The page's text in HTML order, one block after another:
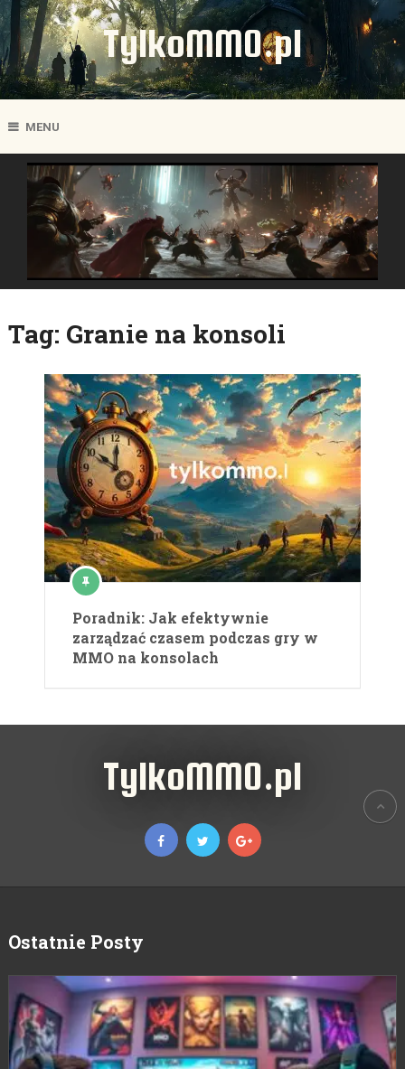
TylkoMMO.pl
MENU
Tag: Granie na konsoli
Poradnik: Jak efektywnie
zarządzać czasem podczas gry w
MMO na konsolach
TylkoMMO.pl
Ostatnie Posty